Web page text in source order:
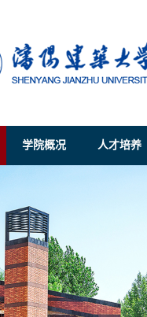
学院概况 人才培养